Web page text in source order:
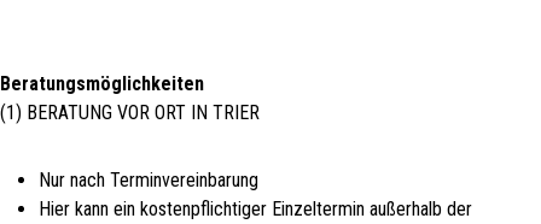
Beratungsmöglichkeiten
(1) BERATUNG VOR ORT IN TRIER
Nur nach Terminvereinbarung
Hier kann ein kostenpflichtiger Einzeltermin außerhalb der